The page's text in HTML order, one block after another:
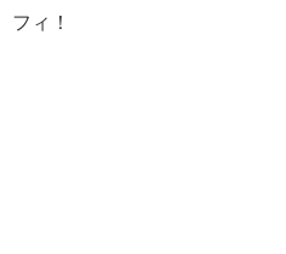
フィ！